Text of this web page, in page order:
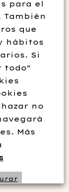
para el
que
hábitos
Si
todo"
no
Más